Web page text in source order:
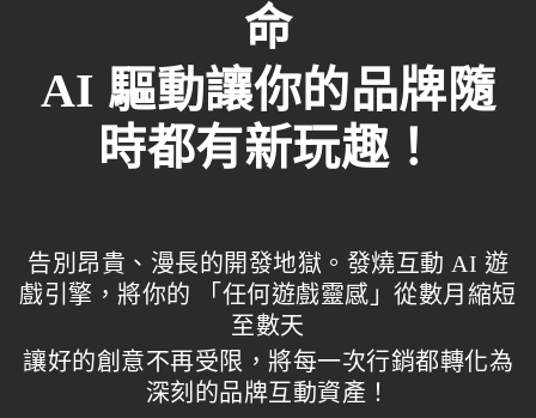
命
AI 驅動讓你的品牌隨
時都有新玩趣！
告別昂貴、漫長的開發地獄。發燒互動 AI 遊
戲引擎，將你的 「任何遊戲靈感」從數月縮短
至數天
讓好的創意不再受限，將每一次行銷都轉化為
深刻的品牌互動資產！